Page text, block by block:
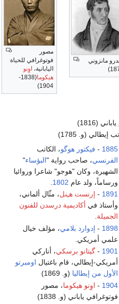
للحياة
اوِنو
(1838-
إرنست هـِنل
"
وروائيا
خيال
اومبرتو